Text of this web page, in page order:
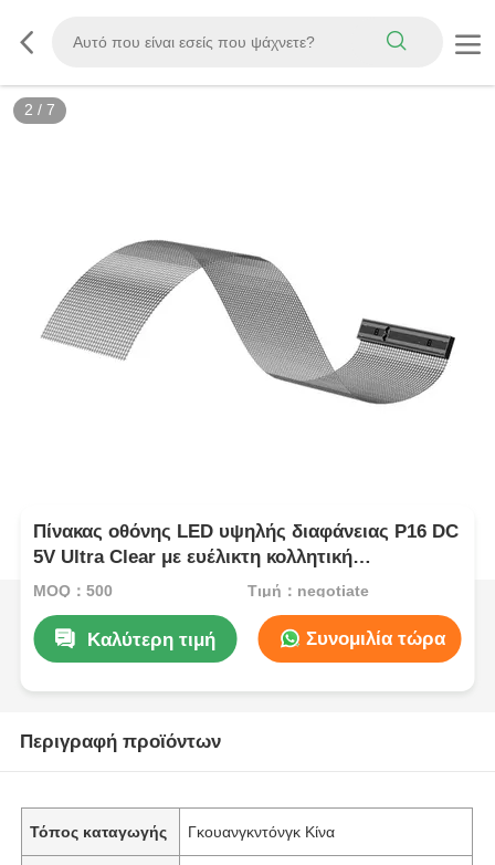
3 / 7
Πίνακας οθόνης LED υψηλής διαφάνειας P16 DC
5V Ultra Clear με ευέλικτη κολλητική
τοποθέτηση για εκθεσιακές αίθουσες
MOQ：500 Τιμή：negotiate
Καλύτερη τιμή Συνομιλία τώρα
Περιγραφή προϊόντων
Τόπος καταγωγής Γκουανγκντόνγκ Κίνα